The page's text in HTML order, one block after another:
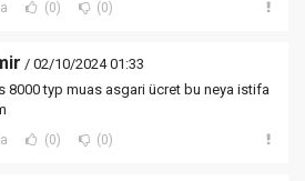
(0) (0)
/ 02/10/2024 01:33
8000 typ muas asgari ücret bu neya istifa
(0) (0)